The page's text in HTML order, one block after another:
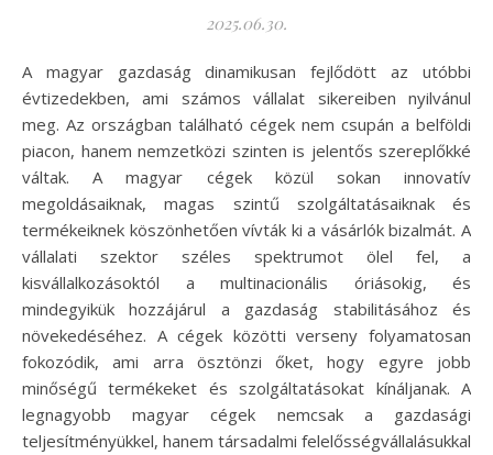
2025.06.30.
A magyar gazdaság dinamikusan fejlődött az utóbbi
évtizedekben, ami számos vállalat sikereiben nyilvánul
meg. Az országban található cégek nem csupán a belföldi
piacon, hanem nemzetközi szinten is jelentős szereplőkké
váltak. A magyar cégek közül sokan innovatív
megoldásaiknak, magas szintű szolgáltatásaiknak és
termékeiknek köszönhetően vívták ki a vásárlók bizalmát. A
vállalati szektor széles spektrumot ölel fel, a
kisvállalkozásoktól a multinacionális óriásokig, és
mindegyikük hozzájárul a gazdaság stabilitásához és
növekedéséhez. A cégek közötti verseny folyamatosan
fokozódik, ami arra ösztönzi őket, hogy egyre jobb
minőségű termékeket és szolgáltatásokat kínáljanak. A
legnagyobb magyar cégek nemcsak a gazdasági
teljesítményükkel, hanem társadalmi felelősségvállalásukkal